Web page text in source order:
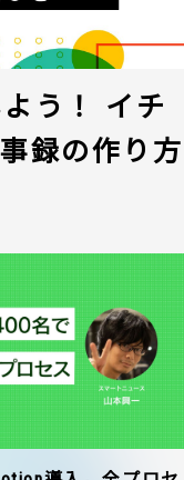
う！ イチ
録の作り方